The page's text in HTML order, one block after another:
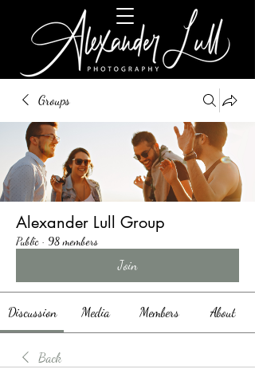
Groups
Alexander Lull Group
Public · 98 members
Join
Discussion Media Members About
Back